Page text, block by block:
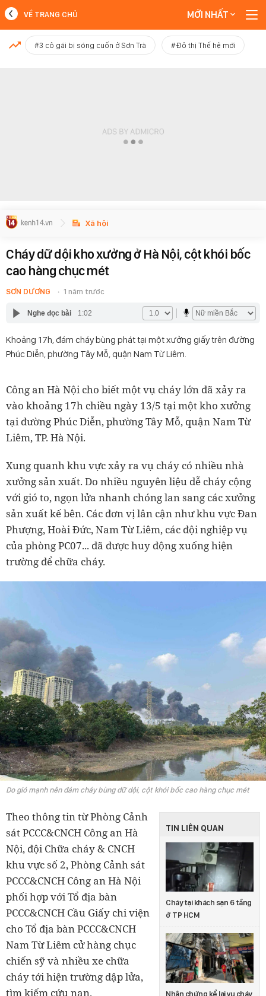
MỚI NHẤT
VỀ TRANG CHỦ MỚI NHẤT
#3 cô gái bị sóng cuốn ở Sơn Trà #Đô thị Thế hệ mới
Xã hội
Cháy dữ dội kho xưởng ở Hà Nội, cột khói bốc
cao hàng chục mét
SƠN DƯƠNG 1 năm trước
Nghe đọc bài 1:02
Khoảng 17h, đám cháy bùng phát tại một xưởng giấy trên đường
Phúc Diễn, phường Tây Mỗ, quận Nam Từ Liêm.
Công an Hà Nội cho biết một vụ cháy lớn đã xảy ra
vào khoảng 17h chiều ngày 13/5 tại một kho xưởng
tại đường Phúc Diễn, phường Tây Mỗ, quận Nam Từ
Liêm, TP. Hà Nội.
Xung quanh khu vực xảy ra vụ cháy có nhiều nhà
xưởng sản xuất. Do nhiều nguyên liệu dễ cháy cộng
với gió to, ngọn lửa nhanh chóng lan sang các xưởng
sản xuất kế bên. Các đơn vị lân cận như khu vực Đan
Phượng, Hoài Đức, Nam Từ Liêm, các đội nghiệp vụ
của phòng PC07... đã được huy động xuống hiện
trường để chữa cháy.
Do gió mạnh nên đám cháy bùng dữ dội, cột khói bốc cao hàng chục mét
TIN LIÊN QUAN
Cháy tại khách sạn 6 tầng
ở TP HCM
Nhân chứng kể lại vụ cháy
Theo thông tin từ Phòng Cảnh
sát PCCC&CNCH Công an Hà
Nội, đội Chữa cháy & CNCH
khu vực số 2, Phòng Cảnh sát
PCCC&CNCH Công an Hà Nội
phối hợp với Tổ địa bàn
PCCC&CNCH Cầu Giấy chi viện
cho Tổ địa bàn PCCC&CNCH
Nam Từ Liêm cử hàng chục
chiến sỹ và nhiều xe chữa
cháy tới hiện trường dập lửa,
tìm kiếm cứu nạn.